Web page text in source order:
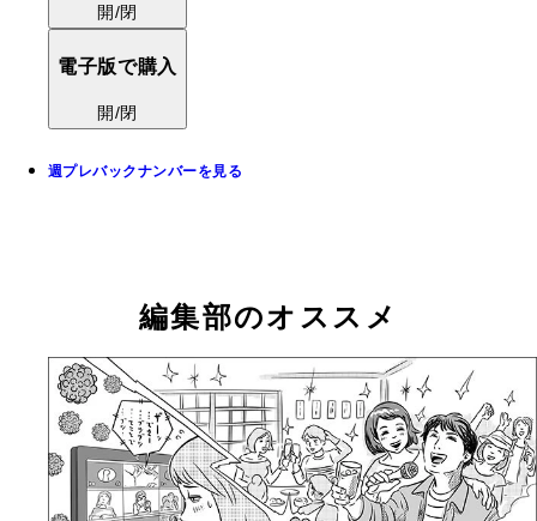
開/閉
電子版で購入
開/閉
週プレバックナンバーを見る
編集部のオススメ